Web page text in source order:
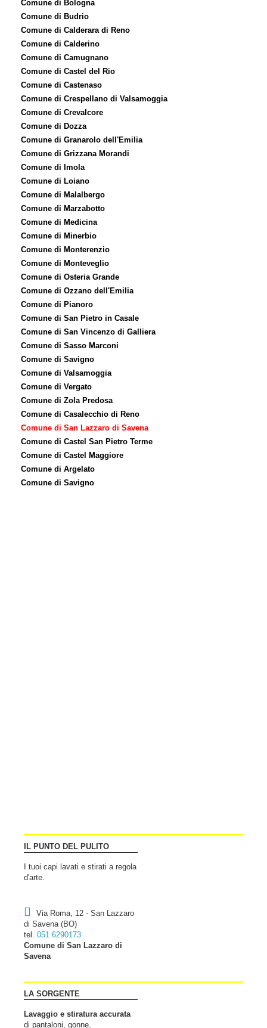
Comune di Bologna
Comune di Budrio
Comune di Calderara di Reno
Comune di Calderino
Comune di Camugnano
Comune di Castel del Rio
Comune di Castenaso
Comune di Crespellano di Valsamoggia
Comune di Crevalcore
Comune di Dozza
Comune di Granarolo dell'Emilia
Comune di Grizzana Morandi
Comune di Imola
Comune di Loiano
Comune di Malalbergo
Comune di Marzabotto
Comune di Medicina
Comune di Minerbio
Comune di Monterenzio
Comune di Monteveglio
Comune di Osteria Grande
Comune di Ozzano dell'Emilia
Comune di Pianoro
Comune di San Pietro in Casale
Comune di San Vincenzo di Galliera
Comune di Sasso Marconi
Comune di Savigno
Comune di Valsamoggia
Comune di Vergato
Comune di Zola Predosa
Comune di Casalecchio di Reno
Comune di San Lazzaro di Savena
Comune di Castel San Pietro Terme
Comune di Castel Maggiore
Comune di Argelato
Comune di Savigno
IL PUNTO DEL PULITO
I tuoi capi lavati e stirati a regola
d'arte.
Via Roma, 12 - San Lazzaro
di Savena (BO)
tel. 051 6290173
Comune di San Lazzaro di
Savena
LA SORGENTE
Lavaggio e stiratura accurata
di pantaloni, gonne,